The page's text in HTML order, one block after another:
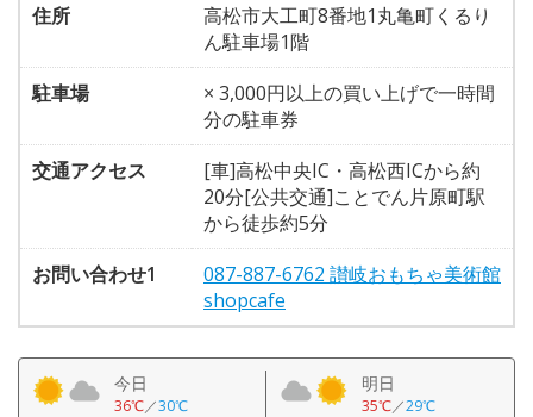
住所
高松市大工町8番地1丸亀町くるり
ん駐車場1階
駐車場
× 3,000円以上の買い上げで一時間
分の駐車券
交通アクセス
[車]高松中央IC・高松西ICから約
20分[公共交通]ことでん片原町駅
から徒歩約5分
お問い合わせ1
087-887-6762 讃岐おもちゃ美術館
shopcafe
今日
36℃／30℃
明日
35℃／29℃